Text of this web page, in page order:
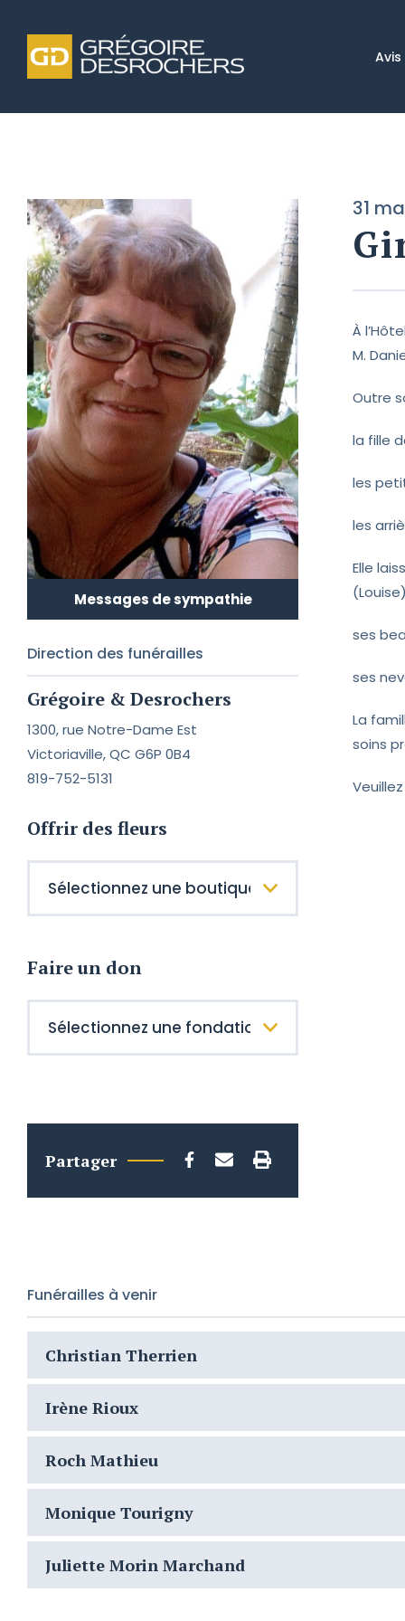
Messages de sympathie
Direction des funérailles
Grégoire & Desrochers
1300, rue Notre-Dame Est
Victoriaville, QC G6P 0B4
819-752-5131
Offrir des fleurs
Faire un don
Partager
31
À
M.
Outre
la fille
les
les
Elle
ses
ses
La
soins
Funérailles à venir
Christian Therrien
Irène Rioux
Roch Mathieu
Monique Tourigny
Juliette Morin Marchand